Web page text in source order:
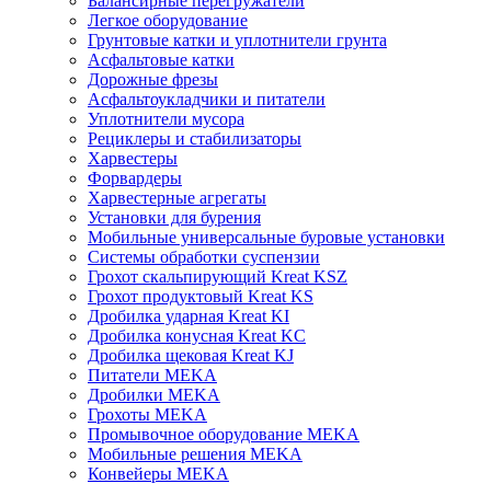
Легкое оборудование
Грунтовые катки и уплотнители грунта
Асфальтовые катки
Дорожные фрезы
Асфальтоукладчики и питатели
Уплотнители мусора
Рециклеры и стабилизаторы
Харвестеры
Форвардеры
Харвестерные агрегаты
Установки для бурения
Мобильные универсальные буровые установки
Системы обработки суспензии
Грохот скальпирующий Kreat KSZ
Грохот продуктовый Kreat KS
Дробилка ударная Kreat KI
Дробилка конусная Kreat KC
Дробилка щековая Kreat KJ
Питатели MEKA
Дробилки MEKA
Грохоты MEKA
Промывочное оборудование MEKA
Мобильные решения MEKA
Конвейеры MEKA